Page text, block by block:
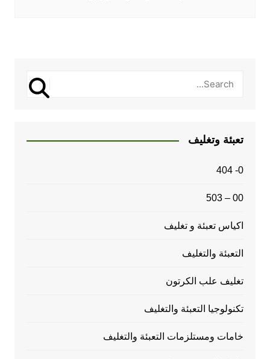
تعبئة وتغليف
0- 404
00 – 503
اكياس تعبئة و تغليف
التعبئة والتغليف
تغليف علب الكرتون
تكنولوجيا التعبئة والتغليف
خامات ومستلزمات التعبئة والتغليف